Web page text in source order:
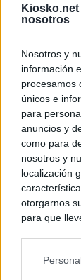
Kiosko.net
nosotros
Nosotros y
información
procesamos
únicos e
para
anuncios y
como para
nosotros y
localización
otorgarnos
para que
negar su